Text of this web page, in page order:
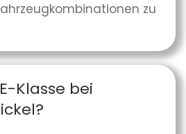
zu
Klasse bei